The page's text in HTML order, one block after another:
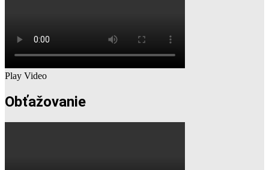
Play Video
Obťažovanie